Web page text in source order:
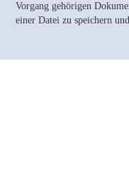
Vorgang gehörigen
einer Datei zu speichern